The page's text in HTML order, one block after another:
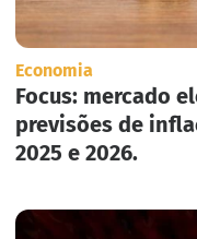
Economia
Focus: mercado
previsões de
2025 e 2026.